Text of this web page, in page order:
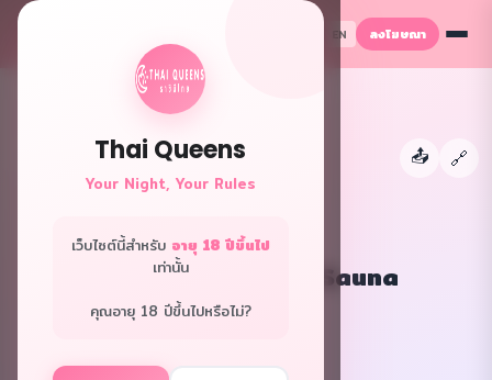
Thai Queens
Your Night, Your Rules
เว็บไซต์นี้สำหรับ อายุ 18 ปีขึ้นไป
เท่านั้น
คุณอายุ 18 ปีขึ้นไปหรือไม่?
EN ลงโฆษณา
📤 🔗
Sazanka Spa and Sauna
กรุงเทพ · นวดพิเศษ